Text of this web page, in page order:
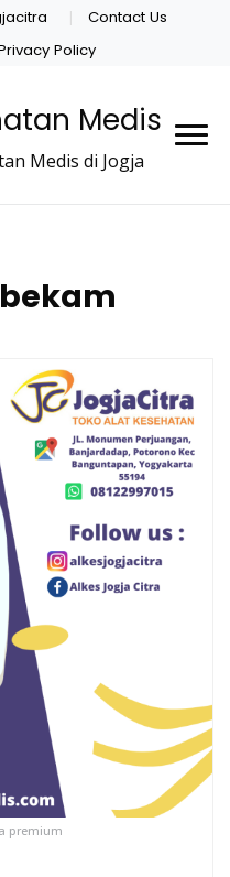
Contact Us
Policy
Medis
Medis di Jogja
premium